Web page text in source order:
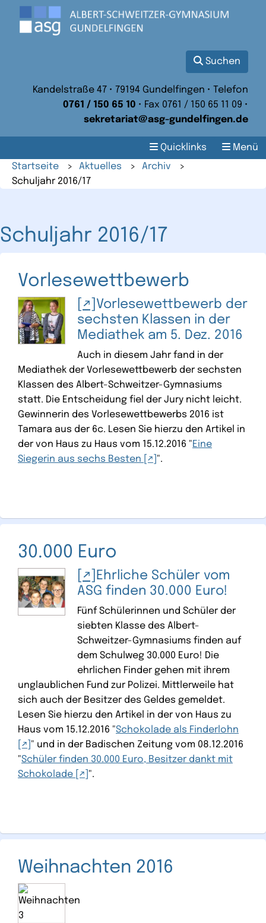
Suchen
Kandelstraße 47 • 79194 Gundelfingen • Telefon
0761 / 150 65 10 • Fax 0761 / 150 65 11 09 •
sekretariat@asg-gundelfingen.de
Menü
Quicklinks
Startseite
> Aktuelles > Archiv
>
Schuljahr 2016/17
Schuljahr 2016/17
Vorlesewettbewerb
Vorlesewettbewerb der
sechsten Klassen in der
Mediathek am 5. Dez. 2016
Auch in diesem Jahr fand in der
Mediathek der Vorlesewettbewerb der sechsten
Klassen des Albert-Schweitzer-Gymnasiums
statt. Die Entscheidung fiel der Jury nicht leicht.
Gewinnerin des Vorlesewettbewerbs 2016 ist
Tamara aus der 6c. Lesen Sie hierzu den Artikel in
der von Haus zu Haus vom 15.12.2016 "Eine
Siegerin aus sechs Besten
".
30.000 Euro
Ehrliche Schüler vom
ASG finden 30.000 Euro!
Fünf Schülerinnen und Schüler der
siebten Klasse des Albert-
Schweitzer-Gymnasiums finden auf
dem Schulweg 30.000 Euro! Die
ehrlichen Finder gehen mit ihrem
unglaublichen Fund zur Polizei. Mittlerweile hat
sich auch der Besitzer des Geldes gemeldet.
Lesen Sie hierzu den Artikel in der von Haus zu
Haus vom 15.12.2016 "Schokolade als Finderlohn
" und in der Badischen Zeitung vom 08.12.2016
"Schüler finden 30.000 Euro, Besitzer dankt mit
Schokolade
".
Weihnachten 2016